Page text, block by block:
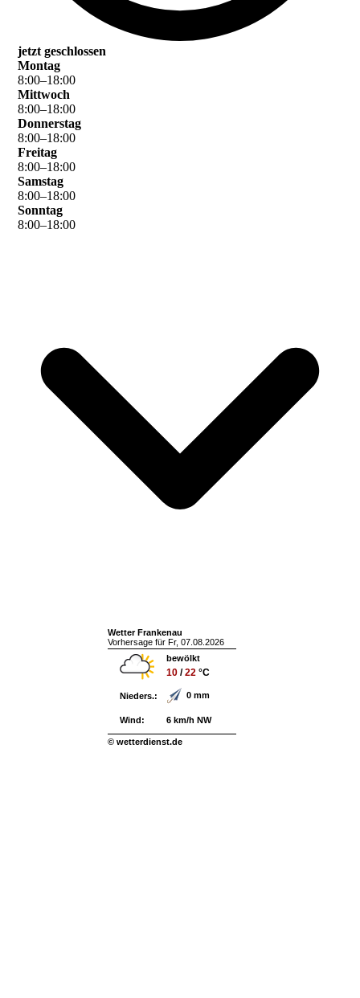
jetzt geschlossen
Montag
8:00–18:00
Mittwoch
8:00–18:00
Donnerstag
8:00–18:00
Freitag
8:00–18:00
Samstag
8:00–18:00
Sonntag
8:00–18:00